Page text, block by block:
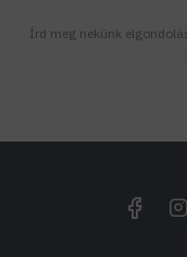
Írd meg nekünk